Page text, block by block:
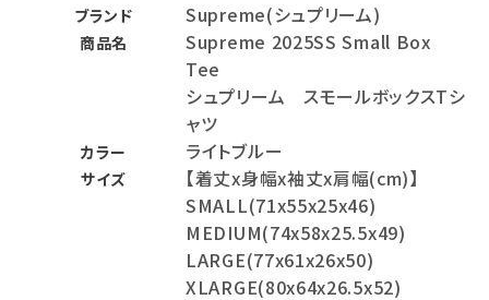
ブランド Supreme(シュプリーム)
商品名
Supreme 2025SS Small Box
Tee
シュプリーム スモールボックスTシ
ャツ
カラー ライトブルー
サイズ
【着丈x身幅x袖丈x肩幅(cm)】
SMALL(71x55x25x46)
MEDIUM(74x58x25.5x49)
LARGE(77x61x26x50)
XLARGE(80x64x26.5x52)